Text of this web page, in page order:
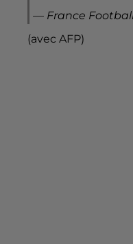
— France
(avec AFP)